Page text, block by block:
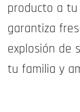
producto a
garantiza
explosión de
tu familia y